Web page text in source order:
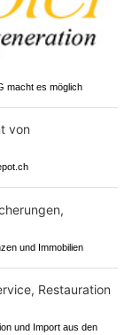
macht es möglich
und Immobilien
und Import aus den